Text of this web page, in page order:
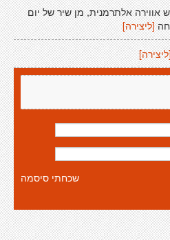
אווירה אלתרמנית, מן שיר של יום
[ליצירה]
שכחתי סיסמה